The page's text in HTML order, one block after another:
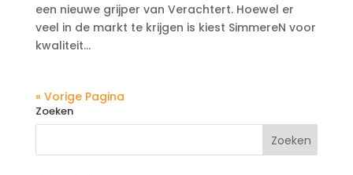
een nieuwe grijper van Verachtert. Hoewel er
veel in de markt te krijgen is kiest SimmereN voor
kwaliteit...
« Vorige Pagina
Zoeken